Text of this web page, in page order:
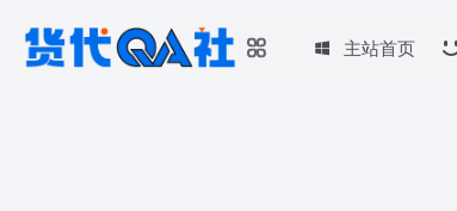
主站首页